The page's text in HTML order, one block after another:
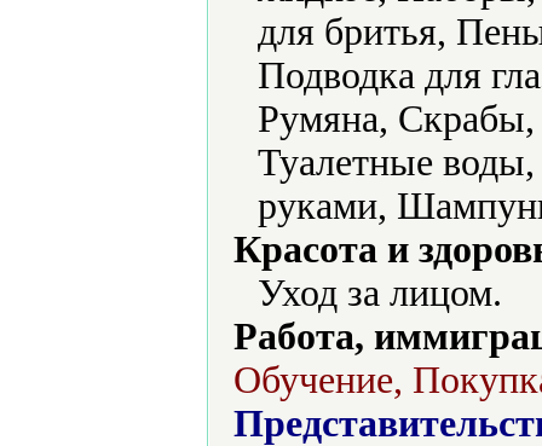
для бритья,
Подводка для
Румяна, Скрабы,
Туалетные
руками,
Красота и
Уход за лицом.
Работа,
Обучение,